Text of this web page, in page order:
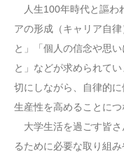
人生100年時代と謳わ
アの形成（キャリア自
と」「個人の信念や思
と」などが求められて
切にしながら、自律的
生産性を高めることにつ
大学生活を過ごす皆さ
るために必要な取り組